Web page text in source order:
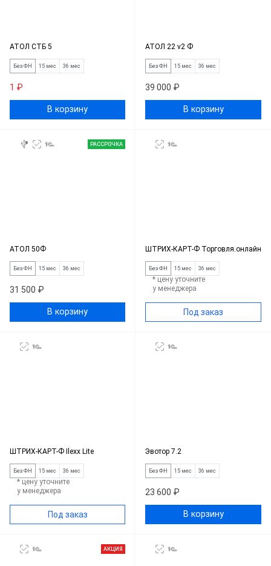
АТОЛ СТБ 5
Без ФН 15 мес 36 мес
1 ₽
В корзину
АТОЛ 22 v2 Ф
Без ФН 15 мес 36 мес
39 000 ₽
В корзину
РАССРОЧКА
АТОЛ 50Ф
Без ФН 15 мес 36 мес
31 500 ₽
В корзину
ШТРИХ-КАРТ-Ф Торговля.онлайн
Без ФН 15 мес 36 мес
* цену уточните
у менеджера
Под заказ
ШТРИХ-КАРТ-Ф Ilexx Lite
Без ФН 15 мес 36 мес
* цену уточните
у менеджера
Под заказ
Эвотор 7.2
Без ФН 15 мес 36 мес
23 600 ₽
В корзину
АКЦИЯ